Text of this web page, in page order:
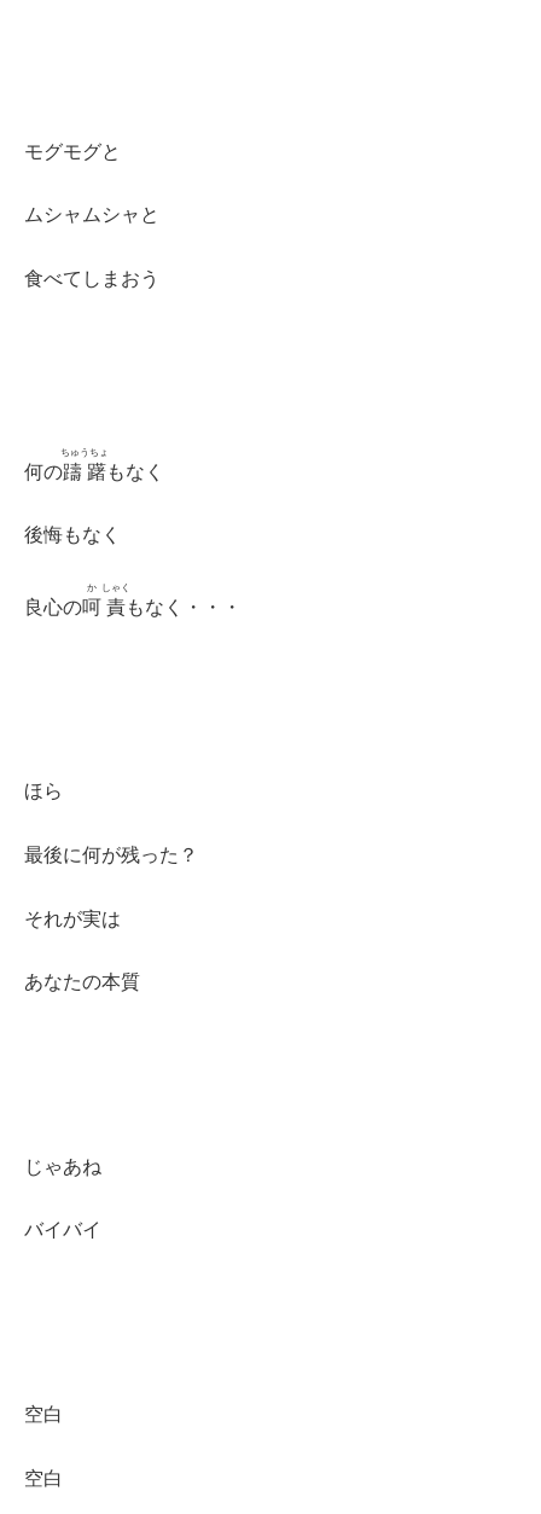
モグモグと
ムシャムシャと
食べてしまおう
何の躊躇
ちゅうちょ
もなく
後悔もなく
良心の呵
か
責
しゃく
もなく・・・
ほら
最後に何が残った？
それが実は
あなたの本質
じゃあね
バイバイ
空白
空白